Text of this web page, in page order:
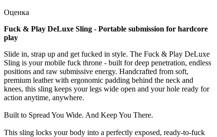
Оценка
Fuck & Play DeLuxe Sling - Portable submission for hardcore
play
Slide in, strap up and get fucked in style. The Fuck & Play DeLuxe
Sling is your mobile fuck throne - built for deep penetration, endless
positions and raw submissive energy. Handcrafted from soft,
premium leather with ergonomic padding behind the neck and
knees, this sling keeps your legs wide open and your hole ready for
action anytime, anywhere.
Built to Spread You Wide. And Keep You There.
This sling locks your body into a perfectly exposed, ready-to-fuck